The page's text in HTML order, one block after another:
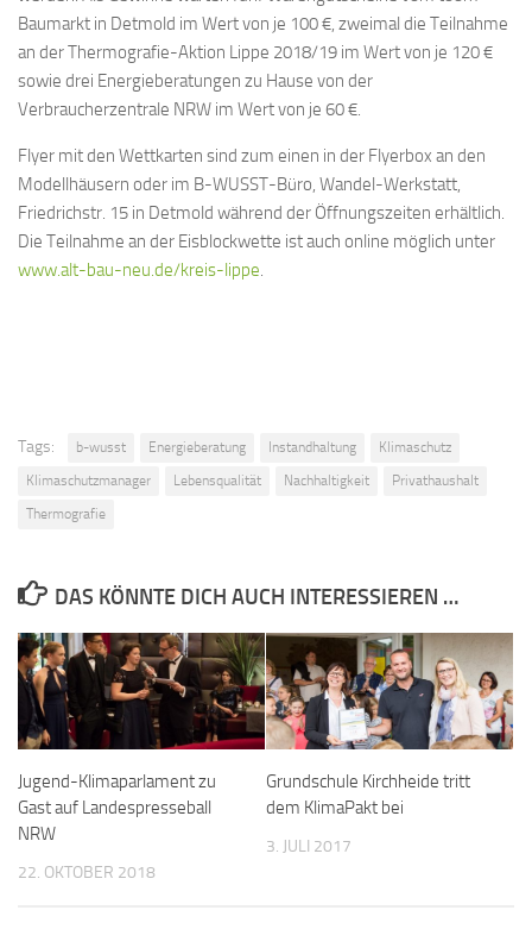
Baumarkt in Detmold im Wert von je 100 €, zweimal die Teilnahme
an der Thermografie-Aktion Lippe 2018/19 im Wert von je 120 €
sowie drei Energieberatungen zu Hause von der
Verbraucherzentrale NRW im Wert von je 60 €.
Flyer mit den Wettkarten sind zum einen in der Flyerbox an den
Modellhäusern oder im B-WUSST-Büro, Wandel-Werkstatt,
Friedrichstr. 15 in Detmold während der Öffnungszeiten erhältlich.
Die Teilnahme an der Eisblockwette ist auch online möglich unter
www.alt-bau-neu.de/kreis-lippe.
Tags: b-wusst Energieberatung Instandhaltung
Klimaschutz
Klimaschutzmanager
Lebensqualität Nachhaltigkeit
Privathaushalt
Thermografie
DAS KÖNNTE DICH AUCH INTERESSIEREN …
Jugend-Klimaparlament zu
Gast auf Landespresseball
NRW
22. OKTOBER 2018
Grundschule Kirchheide tritt
dem KlimaPakt bei
3. JULI 2017